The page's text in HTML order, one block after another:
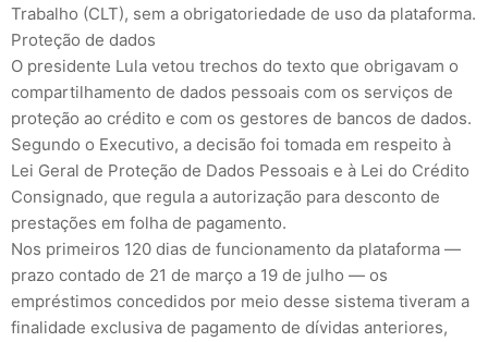
Trabalho (CLT), sem a obrigatoriedade de uso da plataforma.
Proteção de dados
O presidente Lula vetou trechos do texto que obrigavam o
compartilhamento de dados pessoais com os serviços de
proteção ao crédito e com os gestores de bancos de dados.
Segundo o Executivo, a decisão foi tomada em respeito à
Lei Geral de Proteção de Dados Pessoais e à Lei do Crédito
Consignado, que regula a autorização para desconto de
prestações em folha de pagamento.
Nos primeiros 120 dias de funcionamento da plataforma —
prazo contado de 21 de março a 19 de julho — os
empréstimos concedidos por meio desse sistema tiveram a
finalidade exclusiva de pagamento de dívidas anteriores,